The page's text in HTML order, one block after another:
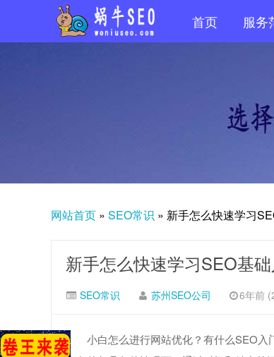
首页 服务
网站首页 » SEO常识 » 新手怎么快速学习
新手怎么快速学习SEO基
SEO常识 苏州SEO公司 6年前
小白怎么进行网站优化？有什么SEO